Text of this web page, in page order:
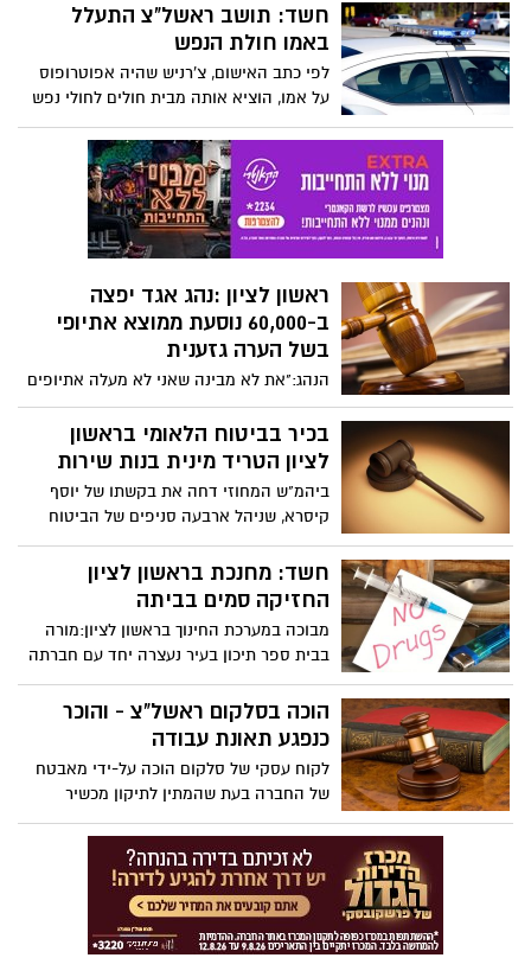
לציון בן 26, בגין ניסיון לרצח.
חשד: תושב ראשל"צ התעלל
באמו חולת הנפש
לפי כתב האישום, צ'רניש שהיה אפוטרופוס
על אמו, הוציא אותה מבית חולים לחולי נפש
בו הייתה מאושפזת והתעלל בה כשהייתה
ראשון לציון :נהג אגד יפצה
ב-60,000 נוסעת ממוצא אתיופי
בשל הערה גזענית
הנהג:"את לא מבינה שאני לא מעלה אתיופים
שחורים? מה, באתיופיה היה לכם אוטובוס?
לא היה לכם אוטובוס, נכון? אז למה לא תלכי
ברגל?, באתיופיה אפילו לא היה לכם נעליים!,
בכיר בביטוח הלאומי בראשון
לציון הטריד מינית בנות שירות
ביהמ"ש המחוזי דחה את בקשתו של יוסף
קיסרא, שניהל ארבעה סניפים של הביטוח
הלאומי, לבטל את הרשעתו בהטרדה מינית
של שבע בנות שירות לאומי דתיות
חשד: מחנכת בראשון לציון
החזיקה סמים בביתה
מבוכה במערכת החינוך בראשון לציון:מורה
בבית ספר תיכון בעיר נעצרה יחד עם חברתה
בחשד שהשתיים גידלו והחזיקו חצי קילוגרם
של סם ההידרו בבתיהן.
הוכה בסלקום ראשל"צ - והוכר
כנפגע תאונת עבודה
לקוח עסקי של סלקום הוכה על-ידי מאבטח
של החברה בעת שהמתין לתיקון מכשיר
הטלפון הנייד שלו בתחנת שירות, ובית הדין
האזורי לעבודה בתל-אביב הכיר באחרונה
באירוע כ"תאונת עבודה", לצורך קבלת פיצויים
מהביטוח הלאומי.